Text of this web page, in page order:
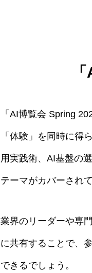
「AI博覧会 Spring
「体験」を同時に得
用実践術、AI基盤の
テーマがカバーされて
業界のリーダーや専
に共有することで、
できるでしょう。